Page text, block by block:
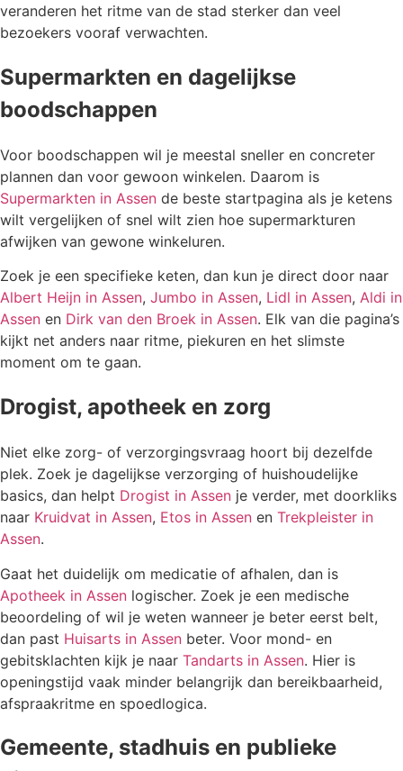
veranderen het ritme van de stad sterker dan veel
bezoekers vooraf verwachten.
Supermarkten en dagelijkse
boodschappen
Voor boodschappen wil je meestal sneller en concreter
plannen dan voor gewoon winkelen. Daarom is
Supermarkten in Assen de beste startpagina als je ketens
wilt vergelijken of snel wilt zien hoe supermarkturen
afwijken van gewone winkeluren.
Zoek je een specifieke keten, dan kun je direct door naar
Albert Heijn in Assen, Jumbo in Assen, Lidl in Assen, Aldi in
Assen en Dirk van den Broek in Assen. Elk van die pagina’s
kijkt net anders naar ritme, piekuren en het slimste
moment om te gaan.
Drogist, apotheek en zorg
Niet elke zorg- of verzorgingsvraag hoort bij dezelfde
plek. Zoek je dagelijkse verzorging of huishoudelijke
basics, dan helpt Drogist in Assen je verder, met doorkliks
naar Kruidvat in Assen, Etos in Assen en Trekpleister in
Assen.
Gaat het duidelijk om medicatie of afhalen, dan is
Apotheek in Assen logischer. Zoek je een medische
beoordeling of wil je weten wanneer je beter eerst belt,
dan past Huisarts in Assen beter. Voor mond- en
gebitsklachten kijk je naar Tandarts in Assen. Hier is
openingstijd vaak minder belangrijk dan bereikbaarheid,
afspraakritme en spoedlogica.
Gemeente, stadhuis en publieke